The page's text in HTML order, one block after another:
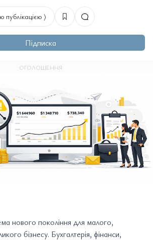
публікацією ⟩
Підписка
ОГОЛОШЕННЯ
нового покоління для малого,
бізнесу. Бухгалтерія, фінанси,